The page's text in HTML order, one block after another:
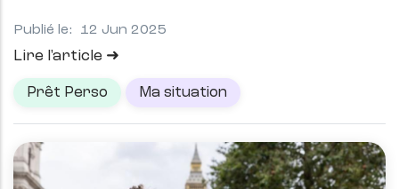
Publié le: 12 Jun 2025
Lire l'article
Prêt Perso Ma situation